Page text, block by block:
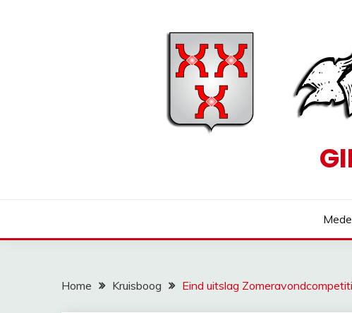
Home Kruisboog Eind uitslag